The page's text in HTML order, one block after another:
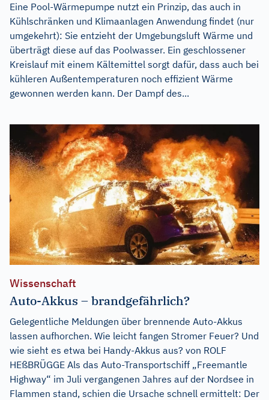
Eine Pool-Wärmepumpe nutzt ein Prinzip, das auch in
Kühlschränken und Klimaanlagen Anwendung findet (nur
umgekehrt): Sie entzieht der Umgebungsluft Wärme und
überträgt diese auf das Poolwasser. Ein geschlossener
Kreislauf mit einem Kältemittel sorgt dafür, dass auch bei
kühleren Außentemperaturen noch effizient Wärme
gewonnen werden kann. Der Dampf des...
Wissenschaft
Auto-Akkus – brandgefährlich?
Gelegentliche Meldungen über brennende Auto-Akkus
lassen aufhorchen. Wie leicht fangen Stromer Feuer? Und
wie sieht es etwa bei Handy-Akkus aus? von ROLF
HEßBRÜGGE Als das Auto-Transportschiff „Freemantle
Highway“ im Juli vergangenen Jahres auf der Nordsee in
Flammen stand, schien die Ursache schnell ermittelt: Der